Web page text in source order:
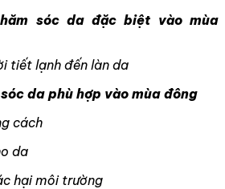
sóc da đặc biệt vào mùa
tiết lạnh đến làn da
da phù hợp vào mùa đông
cách
da
hại môi trường